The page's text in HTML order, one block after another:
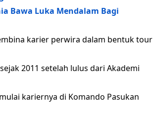
Bawa Luka Mendalam Bagi
karier perwira dalam bentuk tour
2011 setelah lulus dari Akademi
kariernya di Komando Pasukan